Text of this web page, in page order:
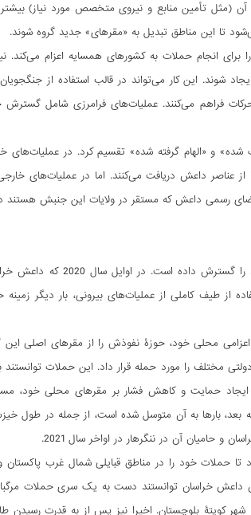
آن (مثل تأمین منابع و نیروی متخصص مورد نیاز)
تا این مناطق تبدیل به «مقرهای» جدید گروه شوند.
انجام حملات به کشورهای همسایه اعزام می‌کند.
شوند. این کار می‌تواند در قالب استفاده از
فراهم می‌کنند. عملیات‌های فرامرزی شامل
شده» و «الهام گرفته شده» تقسیم کرد. در
عناصر داعش دریافت می‌کنند. اما در عملیات‌های
رسمی داعش که مستقر در ولایات این جنبش هستند
می‌توان گفت که داعش خراسان، بیش از هر شاخه دیگر داعش،
از طیف کاملی از عملیات‌های بیرونی، بار دیگر
محلی خود، حوزۀ نفوذش را از مقرهای اصلی‌ این
مختلف را مورد حمله قرار داد. این حملات توانستند
حمایت و کاهش فشار بر مقرهای محلی خود،
بارها به آن متوسل شده است، از جمله در طول
حملات خود را در مناطق قبایلی شمال غرب
رو به رشد حامیان و متحدان داعش خراسان توانستند دست به یک سری
بلوچستان. اخیرا نیز پس از به قدرت رسیدن